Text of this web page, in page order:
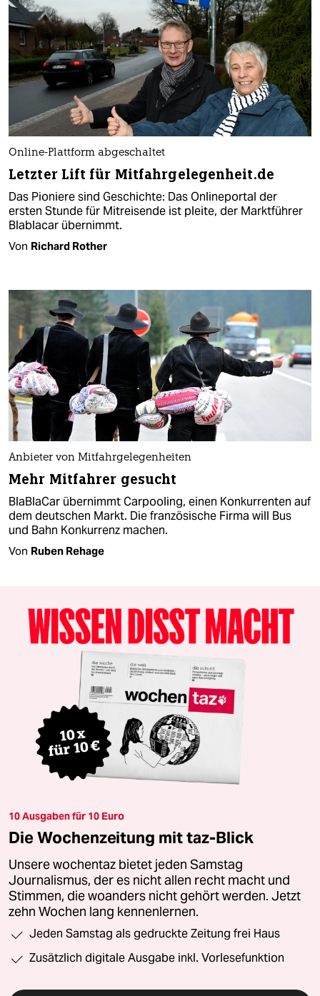
Online-Plattform abgeschaltet
Letzter Lift für Mitfahrgelegenheit.de
Das Pioniere sind Geschichte: Das Onlineportal der
ersten Stunde für Mitreisende ist pleite, der Marktführer
Blablacar übernimmt.
Von Richard Rother
Anbieter von Mitfahrgelegenheiten
Mehr Mitfahrer gesucht
BlaBlaCar übernimmt Carpooling, einen Konkurrenten auf
dem deutschen Markt. Die französische Firma will Bus
und Bahn Konkurrenz machen.
Von Ruben Rehage
10 Ausgaben für 10 Euro
Die Wochenzeitung mit taz-Blick
Unsere wochentaz bietet jeden Samstag
Journalismus, der es nicht allen recht macht und
Stimmen, die woanders nicht gehört werden. Jetzt
zehn Wochen lang kennenlernen.
Jeden Samstag als gedruckte Zeitung frei Haus
Zusätzlich digitale Ausgabe inkl. Vorlesefunktion